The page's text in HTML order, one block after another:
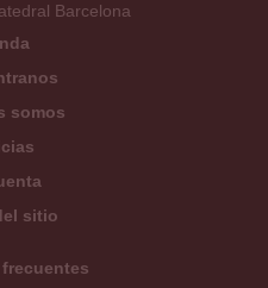
Barcelona
somos
sitio